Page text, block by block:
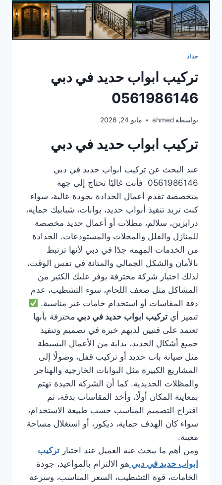
حداد
تركيب ابواب حديد في دبي
0561986146
بواسطة ahmed مايو 24, 2026
تركيب ابواب حديد في دبي
عند البحث عن تركيب ابواب حديد في دبي
0561986146 فأنت غالبًا تحتاج إلى جهة
متخصصة تقدم أعمال الحدادة بجودة عالية، سواء
كنت تريد تنفيذ أبواب حديد، بوابات، شبابيك حماية،
درابزين، سلالم، مظلات أو أعمال حديد مخصصة
للمنازل والفلل والمحلات والمستودعات. الحدادة
من الخدمات المهمة جدًا في دبي لأنها ترتبط
بالأمان والشكل الجمالي والمتانة في نفس الوقت،
لذلك اختيار شركة محترفة يوفر عليك الكثير من
المشاكل مثل ضعف اللحام، سوء التشطيب، عدم
دقة المقاسات أو استخدام خامات غير مناسبة.
تتميز أي تركيب ابواب حديد في دبي محترفة بأنها
تعتمد على فنيين لديهم خبرة في تصميم وتنفيذ
جميع أشكال الحديد، بداية من الأعمال البسيطة
مثل صيانة باب حديد أو تركيب قفل، وصولًا إلى
المشاريع الكبيرة مثل البوابات الخارجية والهناجر
والمظلات الحديدية. كما أن الشركة الجيدة تهتم
بمعاينة المكان أولًا، وأخذ المقاسات بدقة، ثم
اقتراح التصميم المناسب حسب طبيعة الاستخدام،
سواء كان الهدف حماية، ديكور، أو استغلال مساحة
معينة.
ومن أهم ما يبحث عنه العميل عند اختيار تركيب
ابواب حديد في دبي هو الالتزام بالمواعيد، جودة
الخامات، قوة التشطيب، السعر المناسب، وسرعة